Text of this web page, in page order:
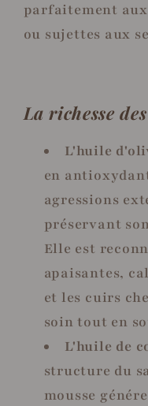
parfaitement
ou sujettes aux
La richesse
L'huile
en
agressions
préservant
Elle est
apaisantes,
et les cuirs
soin tout en
L'huile de
structure du
mousse